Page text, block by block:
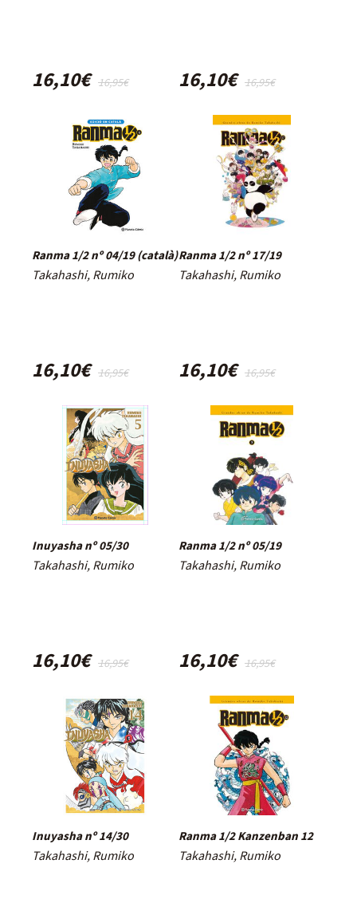
16,95€
16,10€ 16,95€
16,10€
Ranma 1/2 nº 04/19 (català)
Takahashi, Rumiko
16,95€
16,10€
Ranma 1/2 nº 17/19
Takahashi, Rumiko
16,95€
16,10€
Inuyasha nº 05/30
Takahashi, Rumiko
16,95€
16,10€
Ranma 1/2 nº 05/19
Takahashi, Rumiko
16,95€
16,10€
Inuyasha nº 14/30
Takahashi, Rumiko
Ranma 1/2 Kanzenban 12
Takahashi, Rumiko